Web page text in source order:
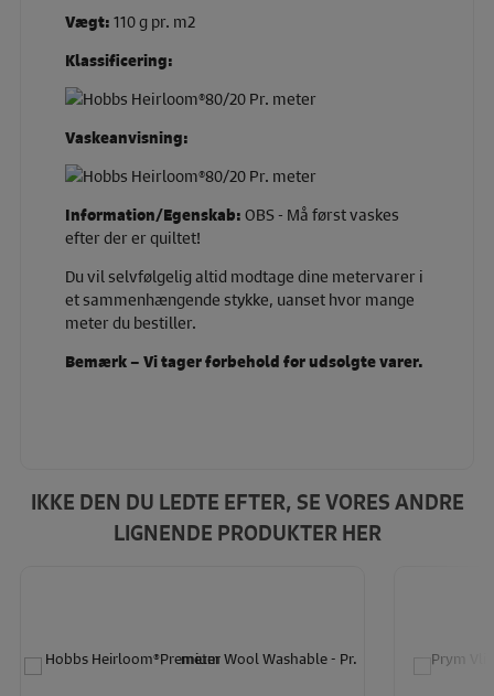
Vægt: 110 g pr. m2
Klassificering:
Vaskeanvisning:
Information/Egenskab: OBS - Må først vaskes
efter der er quiltet!
Du vil selvfølgelig altid modtage dine metervarer i
et sammenhængende stykke, uanset hvor mange
meter du bestiller.
Bemærk – Vi tager forbehold for udsolgte varer.
IKKE DEN DU LEDTE EFTER, SE VORES ANDRE
LIGNENDE PRODUKTER HER